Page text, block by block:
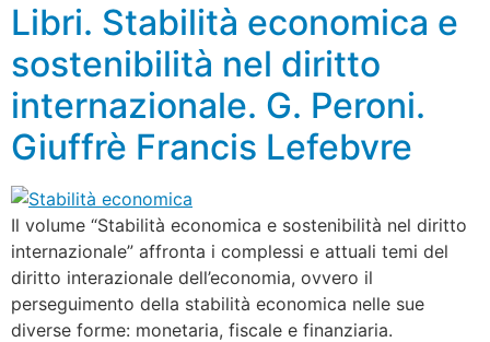
Libri. Stabilità economica e
sostenibilità nel diritto
internazionale. G. Peroni.
Giuffrè Francis Lefebvre
Il volume “Stabilità economica e sostenibilità nel diritto
internazionale” affronta i complessi e attuali temi del
diritto interazionale dell’economia, ovvero il
perseguimento della stabilità economica nelle sue
diverse forme: monetaria, fiscale e finanziaria.